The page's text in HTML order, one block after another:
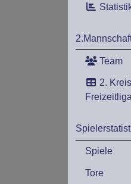
Team
2.
Spiele
Tore